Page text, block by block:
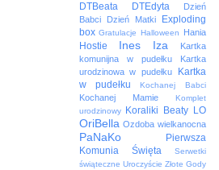
DTBeata DTEdyta
Dzień
Babci
Dzień Matki
Exploding
box Gratulacje Halloween Hania
Hostie Ines Iza
Kartka
komunijna w pudełku
Kartka
urodzinowa w pudełku
Kartka
w pudełku
Kochanej Babci
Kochanej Mamie
Komplet
urodzinowy
Koraliki Beaty LO
OriBella Ozdoba wielkanocna
PaNaKo
Pierwsza
Komunia Święta
Serwetki
świąteczne Uroczyście Złote Gody